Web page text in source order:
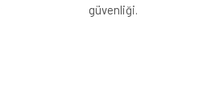
güvenliği.